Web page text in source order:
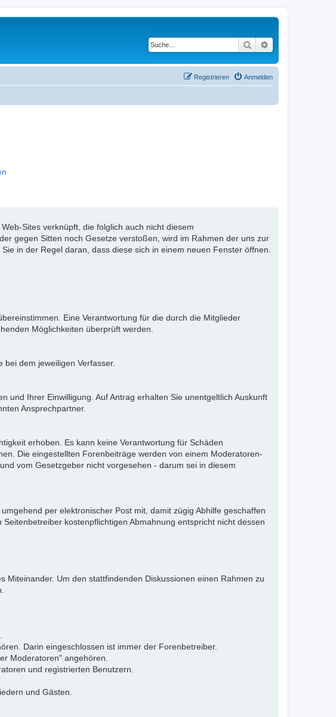
Suche
Anmelden
Registrieren
Sites verknüpft, die folglich auch nicht diesem
gegen Sitten noch Gesetze verstoßen, wird im Rahmen der uns zur
in der Regel daran, dass diese sich in einem neuen Fenster öffnen.
Eine Verantwortung für die durch die Mitglieder
Möglichkeiten überprüft werden.
dem jeweiligen Verfasser.
und Ihrer Einwilligung. Auf Antrag erhalten Sie unentgeltlich Auskunft
Ansprechpartner.
erhoben. Es kann keine Verantwortung für Schäden
Die eingestellten Forenbeiträge werden von einem Moderatoren-
vom Gesetzgeber nicht vorgesehen - darum sei in diesem
per elektronischer Post mit, damit zügig Abhilfe geschaffen
kostenpflichtigen Abmahnung entspricht nicht dessen
Um den stattfindenden Diskussionen einen Rahmen zu
Darin eingeschlossen ist immer der Forenbetreiber.
Moderatoren" angehören.
und registrierten Benutzern.
und Gästen.